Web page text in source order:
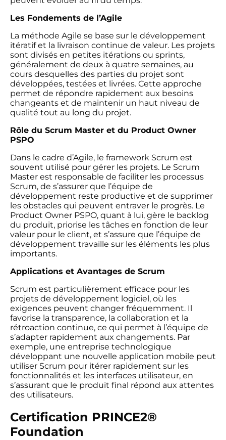
Les Fondements de l’Agile
La méthode Agile se base sur le développement
itératif et la livraison continue de valeur. Les projets
sont divisés en petites itérations ou sprints,
généralement de deux à quatre semaines, au
cours desquelles des parties du projet sont
développées, testées et livrées. Cette approche
permet de répondre rapidement aux besoins
changeants et de maintenir un haut niveau de
qualité tout au long du projet.
Rôle du Scrum Master et du Product Owner
PSPO
Dans le cadre d’Agile, le framework Scrum est
souvent utilisé pour gérer les projets. Le Scrum
Master est responsable de faciliter les processus
Scrum, de s’assurer que l’équipe de
développement reste productive et de supprimer
les obstacles qui peuvent entraver le progrès. Le
Product Owner PSPO, quant à lui, gère le backlog
du produit, priorise les tâches en fonction de leur
valeur pour le client, et s’assure que l’équipe de
développement travaille sur les éléments les plus
importants.
Applications et Avantages de Scrum
Scrum est particulièrement efficace pour les
projets de développement logiciel, où les
exigences peuvent changer fréquemment. Il
favorise la transparence, la collaboration et la
rétroaction continue, ce qui permet à l’équipe de
s’adapter rapidement aux changements. Par
exemple, une entreprise technologique
développant une nouvelle application mobile peut
utiliser Scrum pour itérer rapidement sur les
fonctionnalités et les interfaces utilisateur, en
s’assurant que le produit final répond aux attentes
des utilisateurs.
Certification PRINCE2®
Foundation